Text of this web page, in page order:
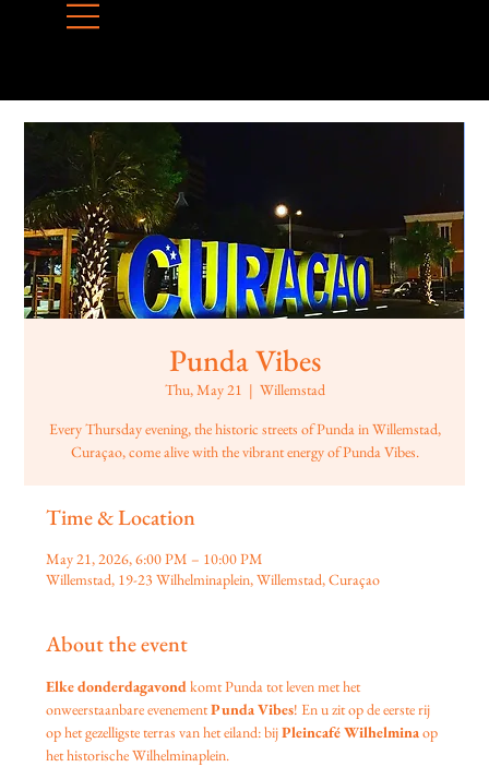
Punda Vibes
Thu, May 21
  |
Willemstad
Every Thursday evening, the historic streets of Punda in Willemstad,
Curaçao, come alive with the vibrant energy of Punda Vibes.
Time & Location
May 21, 2026, 6:00 PM – 10:00 PM
Willemstad, 19-23 Wilhelminaplein, Willemstad, Curaçao
About the event
Elke donderdagavond komt Punda tot leven met het
onweerstaanbare evenement Punda Vibes! En u zit op de eerste rij
op het gezelligste terras van het eiland: bij Pleincafé Wilhelmina op
het historische Wilhelminaplein.